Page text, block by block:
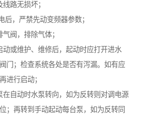
路无损坏；
后，严禁先动变频器参数；
阀，排除气体；
动或维护、维修后，起动时应打开进水
门；检查系统各处是否有泻漏。如有应
进行启动；
在自动时水泵转向，如为反转则对调电源
；再转到手动起动每台泵，如为反转同